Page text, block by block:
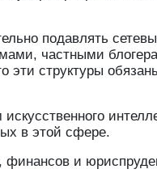
подавлять
частными
эти структуры
в этой сфере.
финансов и